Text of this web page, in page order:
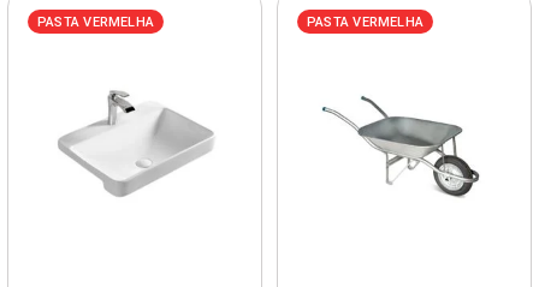
PASTA VERMELHA PASTA VERMELHA